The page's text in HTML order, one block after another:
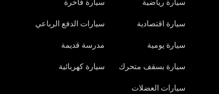
سيارة اقتصادية
سيارات الدفع الرباعي
سيارة يومية
مدرسة قديمة
سيارة بسقف متحرك
سيارة كهربائية
سيارات العضلات